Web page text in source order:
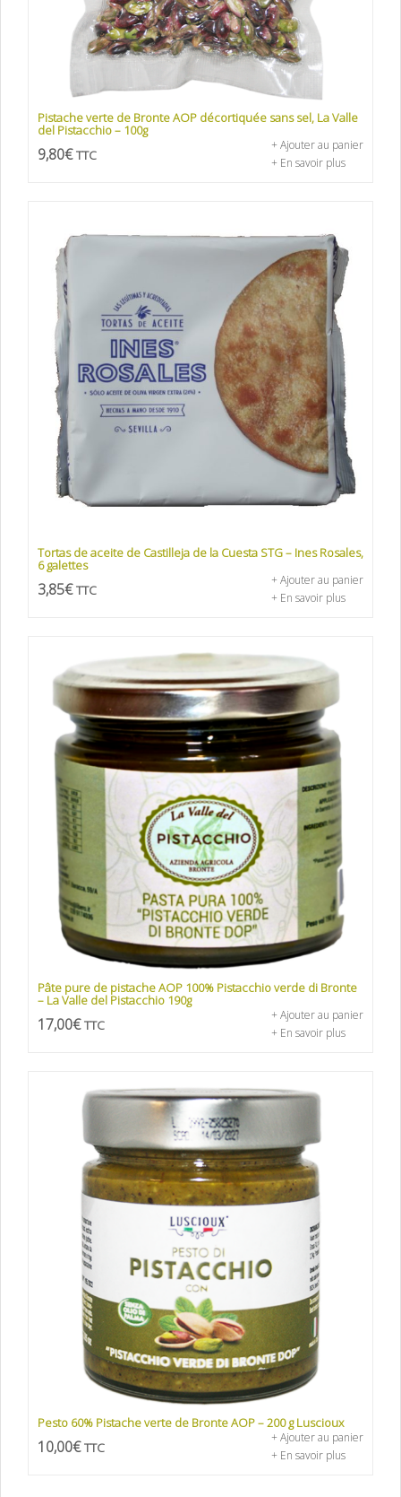
Pistache verte de Bronte AOP décortiquée sans sel, La Valle
del Pistacchio – 100g
9,80€ TTC
+ Ajouter au panier
+ En savoir plus
Tortas de aceite de Castilleja de la Cuesta STG – Ines Rosales,
6 galettes
3,85€ TTC
+ Ajouter au panier
+ En savoir plus
Pâte pure de pistache AOP 100% Pistacchio verde di Bronte
– La Valle del Pistacchio 190g
17,00€ TTC
+ Ajouter au panier
+ En savoir plus
Pesto 60% Pistache verte de Bronte AOP – 200 g Luscioux
10,00€ TTC
+ Ajouter au panier
+ En savoir plus